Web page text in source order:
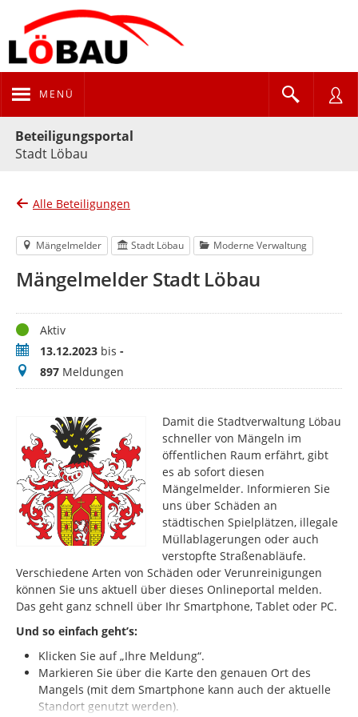
MENÜ
Beteiligungsportal
Stadt Löbau
Alle Beteiligungen
Mängelmelder Stadt Löbau Moderne Verwaltung
Mängelmelder Stadt Löbau
StatusAktiv
Zeitraum13.12.2023 bis -
Meldungen
897 Meldungen
Damit die Stadtverwaltung Löbau
schneller von Mängeln im
öffentlichen Raum erfährt, gibt
es ab sofort diesen
Mängelmelder. Informieren Sie
uns über Schäden an
städtischen Spielplätzen, illegale
Müllablagerungen oder auch
verstopfte Straßenabläufe.
Verschiedene Arten von Schäden oder Verunreinigungen
können Sie uns aktuell über dieses Onlineportal melden.
Das geht ganz schnell über Ihr Smartphone, Tablet oder PC.
Und so einfach geht’s:
Klicken Sie auf „Ihre Meldung“.
Markieren Sie über die Karte den genauen Ort des
Mangels (mit dem Smartphone kann auch der aktuelle
Standort genutzt werden).